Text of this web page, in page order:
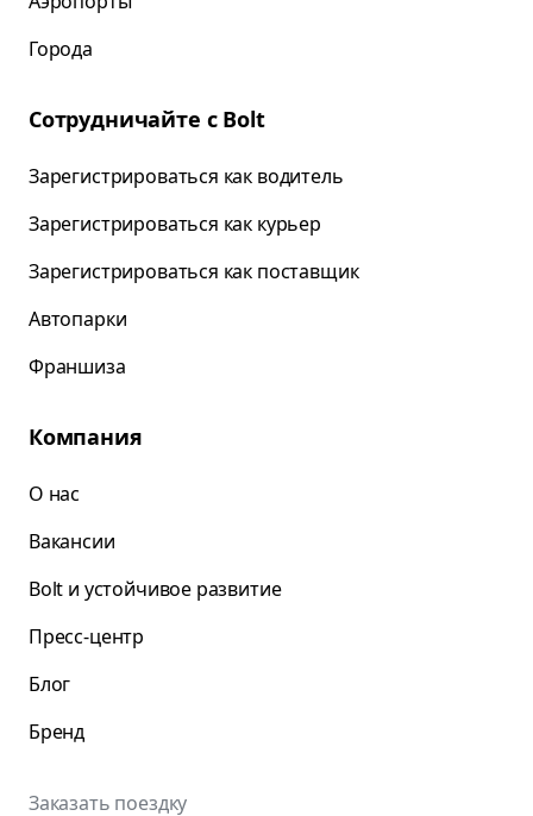
Города
Сотрудничайте с Bolt
Зарегистрироваться как водитель
Зарегистрироваться как курьер
Зарегистрироваться как поставщик
Автопарки
Франшиза
Компания
О нас
Вакансии
Bolt и устойчивое развитие
Пресс-центр
Блог
Бренд
Заказать поездку